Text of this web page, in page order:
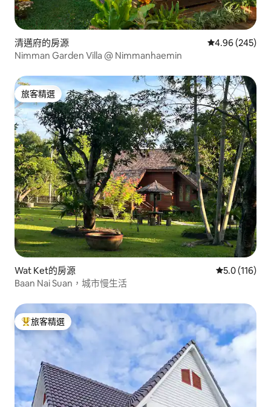
清邁府的房源 從 245 則評價
4.96 (245)
Nimman Garden Villa @ Nimmanhaemin
旅客精選
旅客精選
Wat Ket的房源 從 116 則評
5.0 (116)
Baan Nai Suan，城市慢生活
旅客精選榜首
旅客精選